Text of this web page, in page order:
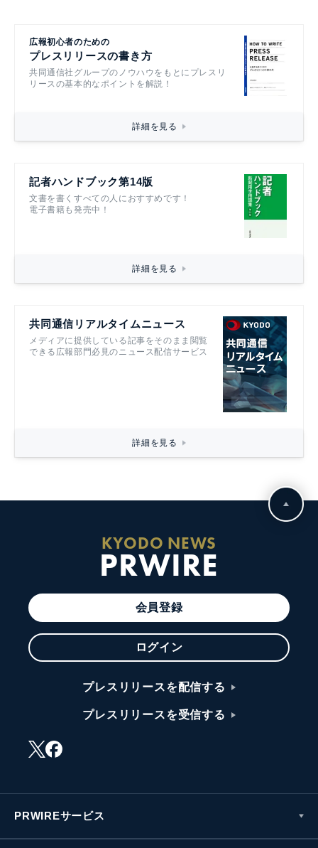
広報初心者のための
プレスリリースの書き方
共同通信社グループのノウハウをもとにプレスリ
リースの基本的なポイントを解説！
詳細を見る
記者ハンドブック第14版
文書を書くすべての人におすすめです！
電子書籍も発売中！
詳細を見る
共同通信リアルタイムニュース
メディアに提供している記事をそのまま閲覧
できる広報部門必見のニュース配信サービス
詳細を見る
KYODO NEWS
PRWIRE
会員登録
ログイン
プレスリリースを配信する
プレスリリースを受信する
PRWIREサービス